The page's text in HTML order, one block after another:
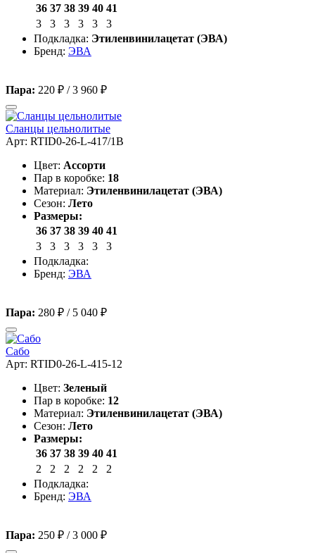
36 37 38 39 40 41
3
3 3 3 3
3
Подкладка: Этиленвинилацетат (ЭВА)
Бренд: ЭВА
Пара: 220 ₽ /3 960 ₽
Сланцы цельнолитые
Арт: RTID0-26-L-417/1B
Цвет: Ассорти
Пар в коробке: 18
Материал: Этиленвинилацетат (ЭВА)
Сезон: Лето
Размеры:
36 37 38 39 40 41
3
3 3 3 3
3
Подкладка:
Бренд: ЭВА
Пара: 280 ₽ / 5 040 ₽
Сабо
Арт: RTID0-26-L-415-12
Цвет: Зеленый
Пар в коробке: 12
Материал: Этиленвинилацетат (ЭВА)
Сезон: Лето
Размеры:
36 37 38 39 40 41
2
2 2 2 2
2
Подкладка:
Бренд: ЭВА
Пара: 250 ₽ /3 000 ₽